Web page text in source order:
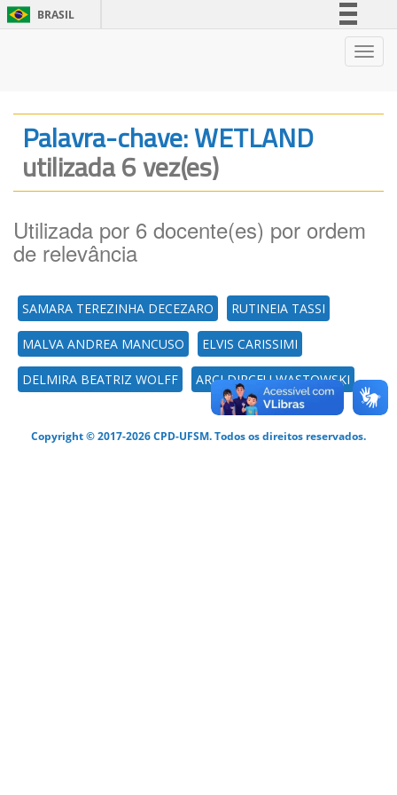
BRASIL
Legislação
Palavra-chave: WETLAND
utilizada 6 vez(es)
Utilizada por 6 docente(es) por ordem
de relevância
SAMARA TEREZINHA DECEZARO RUTINEIA TASSI
MALVA ANDREA MANCUSO ELVIS CARISSIMI
DELMIRA BEATRIZ WOLFF ARCI DIRCEU WASTOWSKI
Copyright © 2017-2026 CPD-UFSM. Todos os direitos reservados.